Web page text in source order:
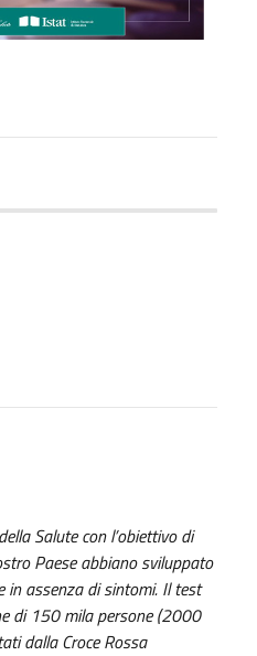
Salute con l’obiettivo di
Paese abbiano sviluppato
in assenza di sintomi. Il test
di 150 mila persone (2000
dalla Croce Rossa